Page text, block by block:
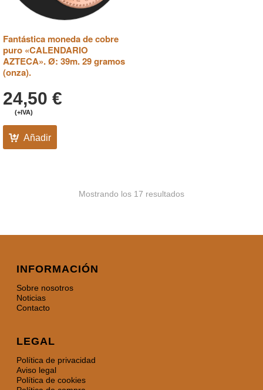
Fantástica moneda de cobre
puro «CALENDARIO
AZTECA». Ø: 39m. 29 gramos
(onza).
24,50 €
(+IVA)
Añadir
Mostrando los 17 resultados
INFORMACIÓN
Sobre nosotros
Noticias
Contacto
LEGAL
Política de privacidad
Aviso legal
Política de cookies